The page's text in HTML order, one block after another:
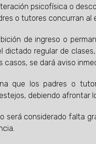
psicofísica o
o tutores concurran al
de ingreso o
dictado regular de
casos, se dará aviso
que los padres o
debiendo afrontar
será considerado falta